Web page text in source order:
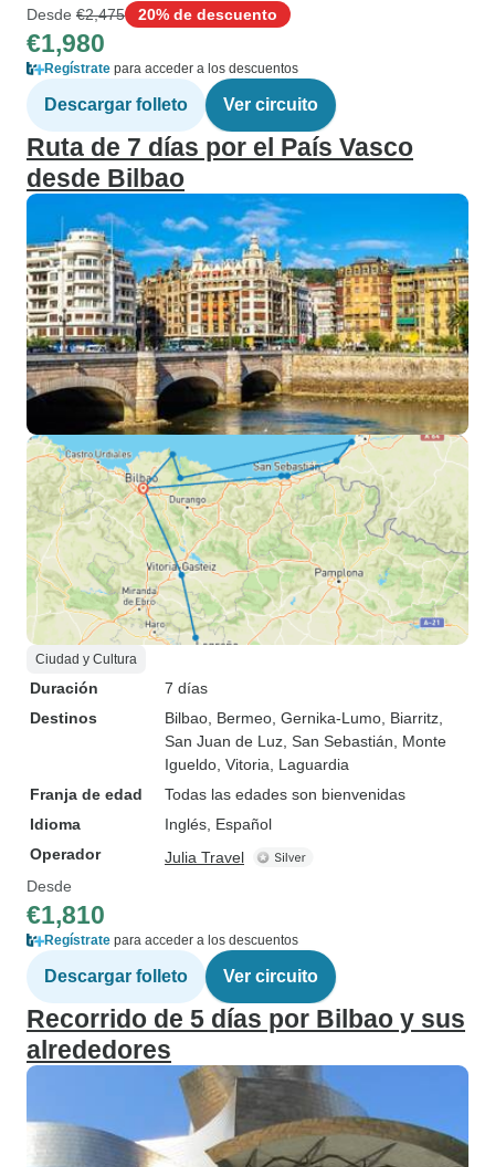
Desde €2,475 20% de descuento
€1,980
Regístrate para acceder a los descuentos
Descargar folleto Ver circuito
Ruta de 7 días por el País Vasco
desde Bilbao
Ciudad y Cultura
Duración
7 días
Destinos
Bilbao , Bermeo , Gernika-Lumo , Biarritz
San Juan de Luz , San Sebastián , Monte
Igueldo , Vitoria , Laguardia
Franja de edad
Todas las edades son bienvenidas
Idioma
Inglés, Español
Operador
Julia Travel
Desde
€1,810
Regístrate para acceder a los descuentos
Descargar folleto Ver circuito
Recorrido de 5 días por Bilbao y sus
alrededores